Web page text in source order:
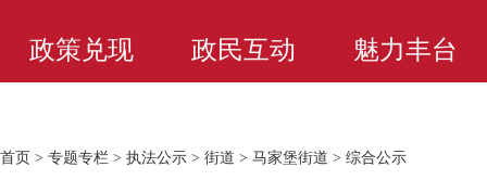
政策兑现 政民互动 魅力丰台
首页 > 专题专栏 > 执法公示 > 街道 > 马家堡街道 > 综合公示